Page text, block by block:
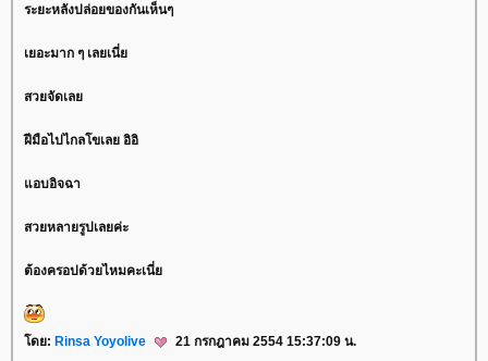
ระยะหลังปล่อยของกันเห็นๆ
เยอะมาก ๆ เลยเนี่
สวยจัดเล
ฝีมือไปไกลโขเลย อิอิ
อบอิจฉา
สวยหลายรูปเลยค่ะ
ต้องครอปด้วยไหมคะเนี่
ดย: Rinsa Yoyolive 21 กรกฎาคม 2554 15:37:09 น.